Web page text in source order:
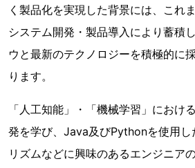
く製品化を実現した背景には、これ
システム開発・製品導入により蓄積
ウと最新のテクノロジーを積極的に
ります。
「人工知能」・「機械学習」におけ
発を学び、Java及びPythonを使用し
リズムなどに興味のあるエンジニア